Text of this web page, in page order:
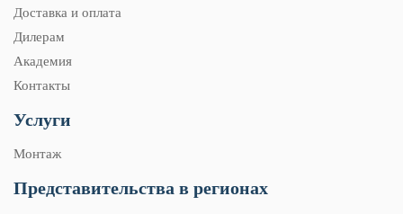
Доставка и оплата
Дилерам
Академия
Контакты
Услуги
Монтаж
Представительства в регионах